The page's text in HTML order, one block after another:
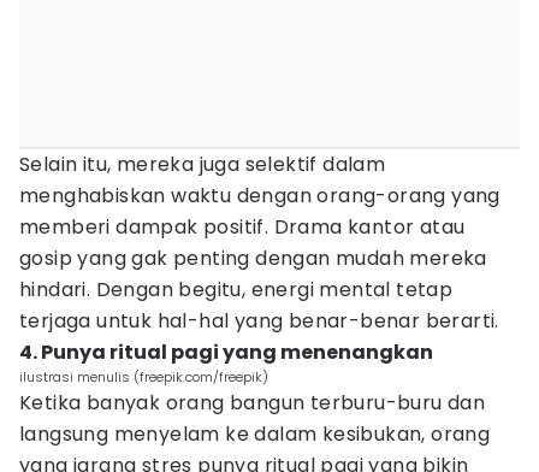
Selain itu, mereka juga selektif dalam
menghabiskan waktu dengan orang-orang yang
memberi dampak positif. Drama kantor atau
gosip yang gak penting dengan mudah mereka
hindari. Dengan begitu, energi mental tetap
terjaga untuk hal-hal yang benar-benar berarti.
4. Punya ritual pagi yang menenangkan
ilustrasi menulis (freepik.com/freepik)
Ketika banyak orang bangun terburu-buru dan
langsung menyelam ke dalam kesibukan, orang
yang jarang stres punya ritual pagi yang bikin